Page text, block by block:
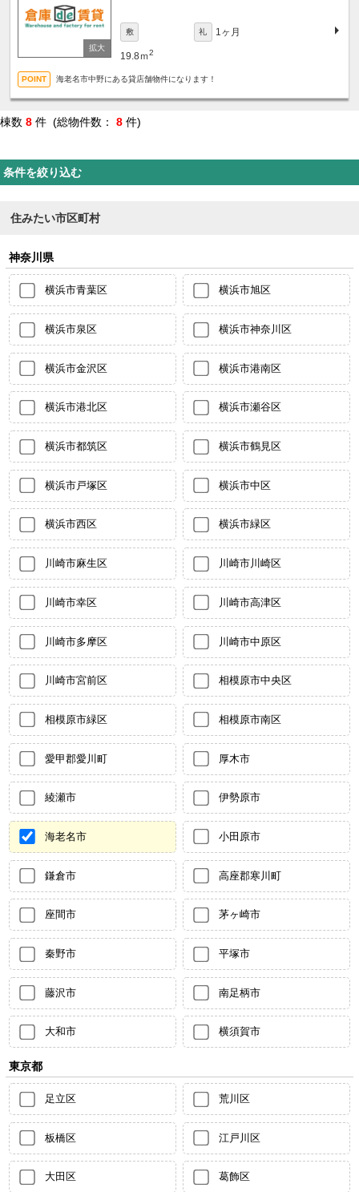
敷 礼 1ヶ月
19.8ｍ2
海老名市中野にある貸店舗物件になります！
棟数 8 件 (総物件数： 8 件)
条件を絞り込む
住みたい市区町村
神奈川県
横浜市青葉区 横浜市旭区
横浜市泉区 横浜市神奈川区
横浜市金沢区 横浜市港南区
横浜市港北区 横浜市瀬谷区
横浜市都筑区 横浜市鶴見区
横浜市戸塚区 横浜市中区
横浜市西区 横浜市緑区
川崎市麻生区 川崎市川崎区
川崎市幸区 川崎市高津区
川崎市多摩区 川崎市中原区
川崎市宮前区 相模原市中央区
相模原市緑区 相模原市南区
愛甲郡愛川町 厚木市
綾瀬市 伊勢原市
海老名市 小田原市
鎌倉市 高座郡寒川町
座間市 茅ヶ崎市
秦野市 平塚市
藤沢市 南足柄市
大和市 横須賀市
東京都
足立区 荒川区
板橋区 江戸川区
大田区 葛飾区